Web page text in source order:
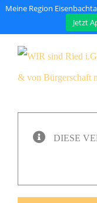
Meine Region
Jetzt
DIESE